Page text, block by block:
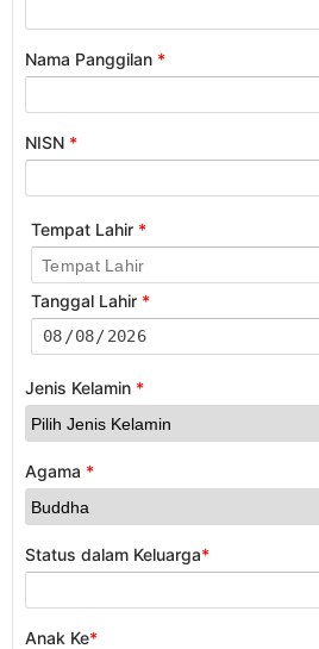
Nama Panggilan *
NISN *
Tempat Lahir *
Tanggal Lahir *
Jenis Kelamin *
Agama *
Status dalam Keluarga*
Anak Ke*